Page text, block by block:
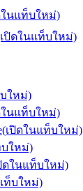
ในแท็บใหม่)
ปิดในแท็บใหม่)
ใหม่)
ในแท็บใหม่)
(เปิดในแท็บใหม่)
บใหม่)
ดในแท็บใหม่)
ท็บใหม่)